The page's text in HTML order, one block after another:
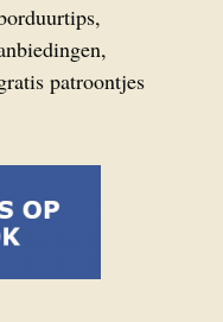
patroontjes